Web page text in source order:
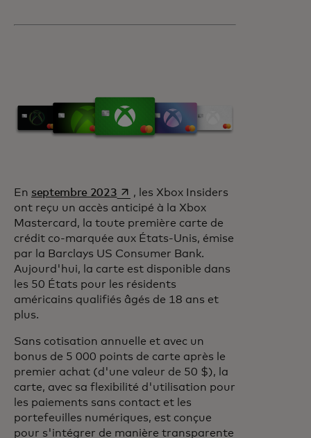
En septembre 2023s’ouvre dans un nouvel onglet
, les Xbox Insiders
ont reçu un accès anticipé à la Xbox
Mastercard, la toute première carte de
crédit co-marquée aux États-Unis, émise
par la Barclays US Consumer Bank.
Aujourd'hui, la carte est disponible dans
les 50 États pour les résidents
américains qualifiés âgés de 18 ans et
plus.
Sans cotisation annuelle et avec un
bonus de 5 000 points de carte après le
premier achat (d'une valeur de 50 $), la
carte, avec sa flexibilité d'utilisation pour
les paiements sans contact et les
portefeuilles numériques, est conçue
pour s'intégrer de manière transparente